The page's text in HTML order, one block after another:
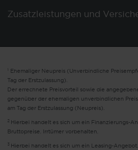
Zusatzleistungen und
1 Ehemaliger Neupreis (Unverbindliche
Tag der Erstzulassung).
Der errechnete Preisvorteil sowie die
gegenüber der ehemaligen unverbindlichen
am Tag der Erstzulassung (Neupreis).
2 Hierbei handelt es sich um ein Finanzierungs-
Bruttopreise. Irrtümer vorbehalten.
3 Hierbei handelt es sich um ein Leasing-